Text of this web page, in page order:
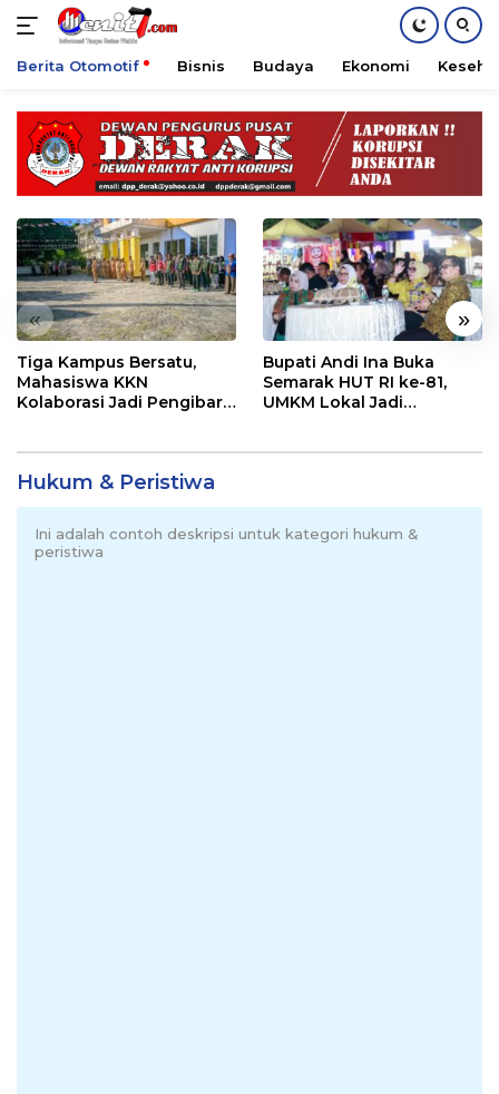
konten
Berita Otomotif Bisnis Budaya Ekonomi
« »
Tiga Kampus Bersatu,
Mahasiswa KKN
Kolaborasi Jadi Pengibar
Bupati Andi Ina Buka
Semarak HUT RI ke-81,
UMKM Lokal Jadi
Hukum & Peristiwa
Ini adalah contoh deskripsi untuk kategori hukum &
peristiwa